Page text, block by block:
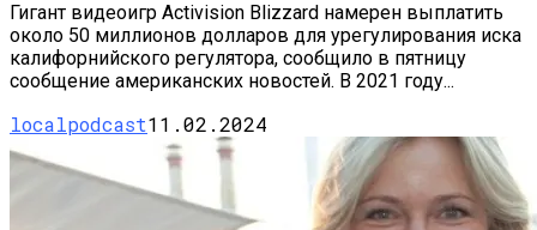
Гигант видеоигр Activision Blizzard намерен выплатить
около 50 миллионов долларов для урегулирования иска
калифорнийского регулятора, сообщило в пятницу
сообщение американских новостей. В 2021 году...
localpodcast11.02.2024